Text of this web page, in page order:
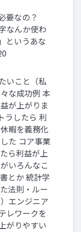
要なの？
なんか使わ
というあな
いこと（私
な成功例 本
が上がりま
ラしたら 利
暇を義務化
た コア事業
ら利益が上
いろんなこ
とか 統計学
法則・ルー
エンジニア
レワークを
がりやすい